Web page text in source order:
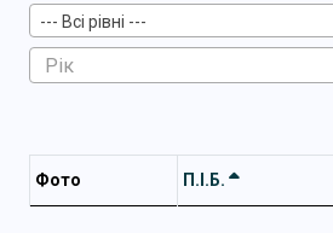
--- Всі рівні ---
Фото П.І.Б.